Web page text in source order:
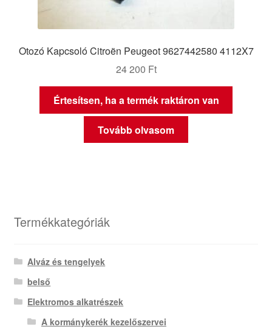
Otozó Kapcsoló Citroën Peugeot 9627442580 4112X7
24 200 Ft
Értesítsen, ha a termék raktáron van
Tovább olvasom
Termékkategóriák
Alváz és tengelyek
belső
Elektromos alkatrészek
A kormánykerék kezelőszervei